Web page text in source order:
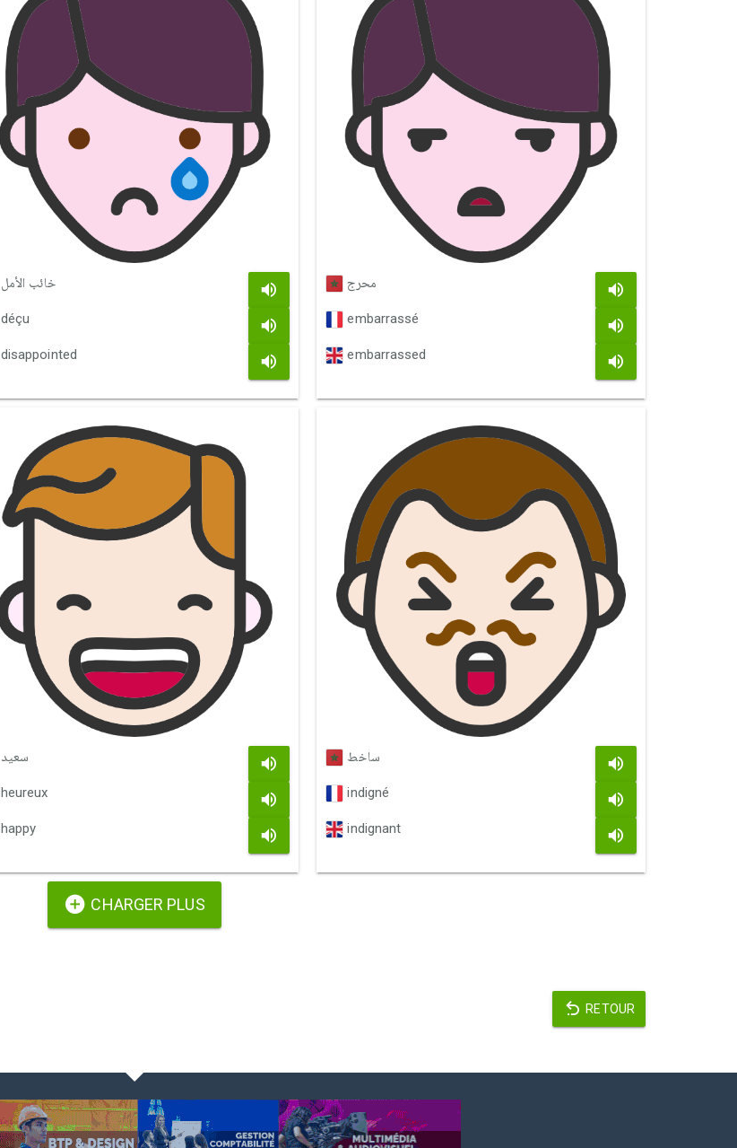
خائب الأمل
déçu
disappointed
محرج
embarrassé
embarrassed
سعيد
heureux
happy
ساخط
indigné
indignant
CHARGER PLUS
RETOUR